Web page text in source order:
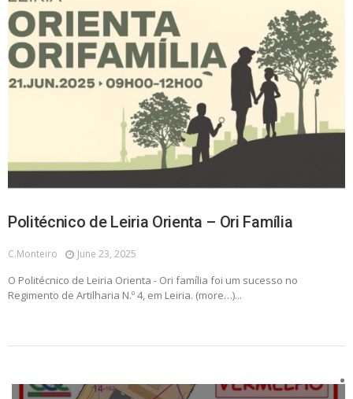
Politécnico de Leiria Orienta – Ori Família
C.monteiro June 23, 2025
O Politécnico de Leiria Orienta - Ori família foi um sucesso no
Regimento de Artilharia N.º 4, em Leiria. (more…)...